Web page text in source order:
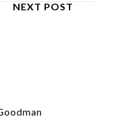
NEXT POST